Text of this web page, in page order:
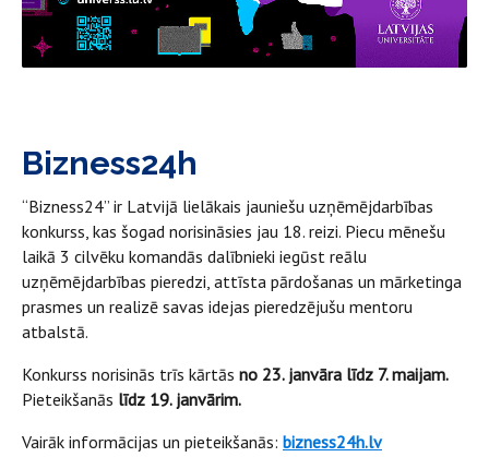
Bizness24h
“Bizness24” ir Latvijā lielākais jauniešu uzņēmējdarbības
konkurss, kas šogad norisināsies jau 18. reizi. Piecu mēnešu
laikā 3 cilvēku komandās dalībnieki iegūst reālu
uzņēmējdarbības pieredzi, attīsta pārdošanas un mārketinga
prasmes un realizē savas idejas pieredzējušu mentoru
atbalstā.
Konkurss norisinās trīs kārtās no 23. janvāra līdz 7. maijam.
Pieteikšanās līdz 19. janvārim.
Vairāk informācijas un pieteikšanās: bizness24h.lv